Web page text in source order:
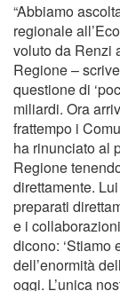
“Abbiamo
regionale
voluto da Renzi
Regione –
questione di
miliardi. Ora
frattempo i
ha rinunciato al
Regione
direttamente.
preparati
e i
dicono: ‘Stiamo
dell’enormità
oggi. L’unica